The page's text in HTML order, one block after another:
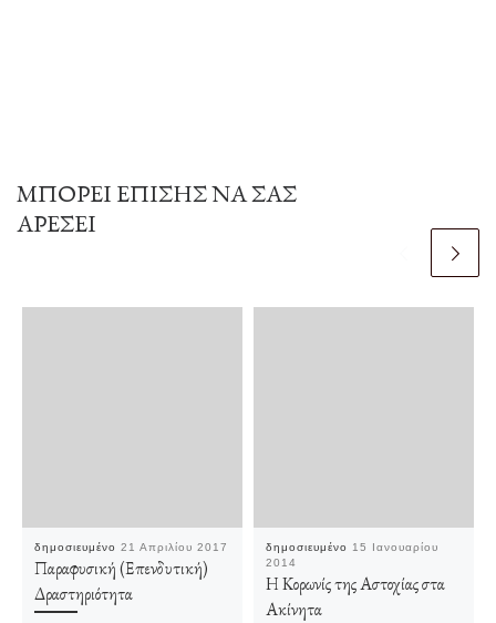
ΜΠΟΡΕΊ ΕΠΊΣΗΣ ΝΑ ΣΑΣ
ΑΡΈΣΕΙ
δημοσιευμένο21 Απριλίου 2017
Παραφυσική (Επενδυτική)
Δραστηριότητα
δημοσιευμένο 15 Ιανουαρίου
2014
Η Κορωνίς της Αστοχίας στα
Ακίνητα